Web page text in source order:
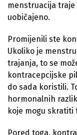
menstruacija
uobičajeno.
Promijenili ste
Ukoliko je
trajanja, to se
kontracepcijske
do sada koristili.
hormonalnih
koje mogu skratiti
Pored toga,